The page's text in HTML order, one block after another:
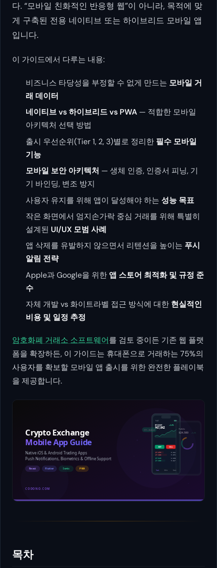
다. “모바일 친화적인 반응형 웹”이 아니라, 목적에 맞
게 구축된 전용 네이티브 또는 하이브리드 모바일 앱
입니다.
이 가이드에서 다루는 내용:
비즈니스 타당성을 부정할 수 없게 만드는 모바일 거
래 데이터
네이티브 vs 하이브리드 vs PWA — 적합한 모바일
아키텍처 선택 방법
출시 우선순위(Tier 1, 2, 3)별로 정리한 필수 모바일
기능
모바일 보안 아키텍처 — 생체 인증, 인증서 피닝, 기
기 바인딩, 변조 방지
사용자 유지를 위해 앱이 달성해야 하는 성능 목표
작은 화면에서 엄지손가락 중심 거래를 위해 특별히
설계된 UI/UX 모범 사례
앱 삭제를 유발하지 않으면서 리텐션을 높이는 푸시
알림 전략
Apple과 Google을 위한 앱 스토어 최적화 및 규정 준
수
자체 개발 vs 화이트라벨 접근 방식에 대한 현실적인
비용 및 일정 추정
암호화폐 거래소 소프트웨어를 검토 중이든 기존 웹 플랫
폼을 확장하든, 이 가이드는 휴대폰으로 거래하는 75%의
사용자를 확보할 모바일 앱 출시를 위한 완전한 플레이북
을 제공합니다.
목차